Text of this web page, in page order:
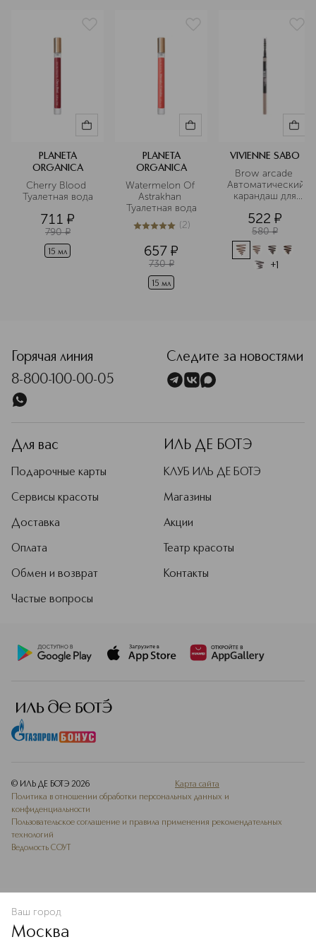
красоты разных народов с
современными биотехнологиями,
создавая эффективные средства для
продукт «Планета Органика» —
результат тщательного отбора
экологически чистых компонентов.
PLANETA
ORGANICA
Cherry Blood
Туалетная вода
711 ¤
790 ¤
15 мл
PLANETA
ORGANICA
Watermelon Of
Astrakhan
Туалетная вода
5из 52 (2)
657 ¤
730 ¤
15 мл
VIVIENNE SABO
Brow arcade
Автоматический
карандаш для
522 ¤
580 ¤
+1
Горячая линия
8-800-100-00-05
Следите за новостями
Для вас
Подарочные карты
Сервисы красоты
Доставка
Оплата
Обмен и возврат
Частые вопросы
ИЛЬ ДЕ БОТЭ
КЛУБ ИЛЬ ДЕ БОТЭ
Магазины
Акции
Театр красоты
Контакты
© ИЛЬ ДЕ БОТЭ 2026
Карта сайта
Политика в отношении обработки персональных данных и
конфиденциальности
Пользовательское соглашение и правила применения рекомендательных
технологий
Ведомость СОУТ
Ваш город
Москва